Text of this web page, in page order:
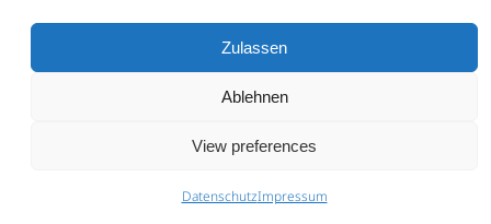
Zulassen
Ablehnen
View preferences
DatenschutzImpressum